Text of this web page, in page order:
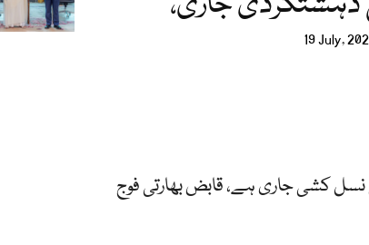
19 July,
کشی جاری ہے، قابض بھارتی فوج